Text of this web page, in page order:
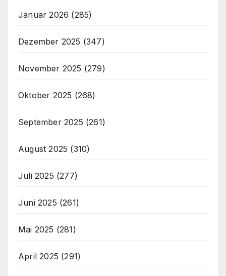
Januar 2026 (285)
Dezember 2025 (347)
November 2025 (279)
Oktober 2025 (268)
September 2025 (261)
August 2025 (310)
Juli 2025 (277)
Juni 2025 (261)
Mai 2025 (281)
April 2025 (291)